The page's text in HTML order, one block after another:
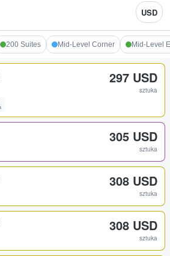
USD
200 Suites Mid-Level Corner Mid-Level
297 USD
sztuka
305 USD
sztuka
308 USD
sztuka
308 USD
sztuka